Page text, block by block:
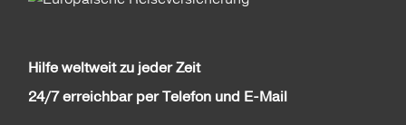
Hilfe weltweit zu jeder Zeit
24/7 erreichbar per Telefon und E-Mail